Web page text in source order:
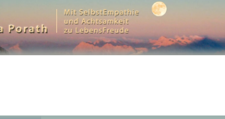
Petra Porath – Bergwandern
Luna Yoga Gewaltfreie
Mit SelbstEmpathie und Achtsamkeit zu
LebensFreude